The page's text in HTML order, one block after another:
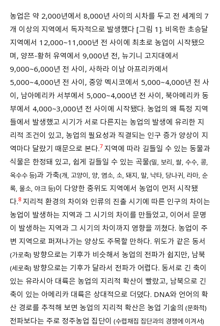
농업은 약 2,000년에서 8,000년 사이의 시차를 두고 전 세계의 7
개 이상의 지역에서 독자적으로 발생했다 [그림 1]. 비옥한 초승달
지역에서 12,000~11,000년 전 사이에 최초로 농업이 시작됐으
며, 양쯔-황허 유역에서 9,000년 전, 뉴기니 고지대에서
9,000~6,000년 전 사이, 사하라 이남 아프리카에서
5,000~4,000년 전 사이, 중앙 멕시코에서 5,000~4,000년 전 사
이, 남아메리카 서부에서 5,000~4,000년 전 사이, 북아메리카 동
부에서 4,000~3,000년 전 사이에 시작됐다. 농업의 왜 특정 지역
들에서 발생했고 시기가 서로 다른지는 농업의 발생에 유리한 지
리적 조건이 있고, 농업의 필요성과 직결되는 인구 증가 양상이 지
역마다 달랐기 때문으로 본다.7 지역에 따라 길들일 수 있는 동물과
식물은 한정돼 있고, 쉽게 길들일 수 있는 곡물(밀, 보리, 쌀, 수수, 콩,
옥수수 등)과 가축(개, 고양이, 양, 염소, 소, 돼지, 말, 낙타, 당나귀, 라마, 순
록, 물소, 야크 등)이 다양한 중위도 지역에서 농업이 먼저 시작됐
다.8 지리적 환경의 차이와 인류의 진출 시기에 따른 인구의 차이는
농업이 발생하는 지역과 그 시기의 차이를 만들었고, 이어서 문명
이 발생하는 지역과 그 시기의 차이까지 영향을 끼쳤다. 농업이 주
변 지역으로 퍼져나가는 양상도 주목할 만하다. 위도가 같은 동서
(가로축) 방향으로는 기후가 비슷해서 농업의 전파가 쉽지만, 남북
(세로축) 방향으로는 기후가 달라서 전파가 어렵다. 동서로 긴 축이
있는 유라시아 대륙은 농업의 지리적 확산이 빨랐고, 남북으로 긴
축이 있는 아메리카 대륙은 상대적으로 더뎠다. DNA와 언어의 확
산 경로를 추적해 보면 농업의 지리적 확산은 농업 기술의 (문화적)
전파보다는 주로 정주농업 집단이 (수렵채집 집단과의 경쟁에 이겨서)